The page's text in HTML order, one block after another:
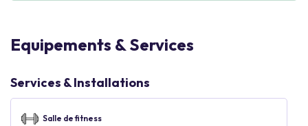
Equipements & Services
Services & Installations
Salle de fitness